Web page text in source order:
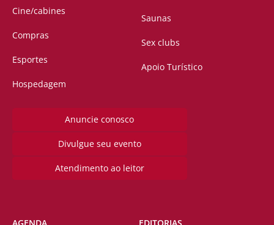
Cine/cabines
Compras
Esportes
Hospedagem
Saunas
Sex clubs
Apoio Turístico
Anuncie conosco
Divulgue seu evento
Atendimento ao leitor